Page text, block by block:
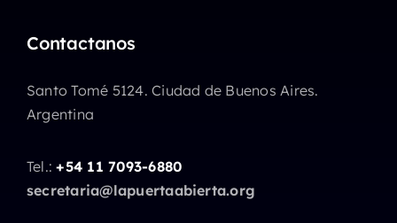
Contactanos
Santo Tomé 5124. Ciudad de Buenos Aires.
Argentina
Tel.:+54 11 7093-6880
secretaria@lapuertaabierta.org